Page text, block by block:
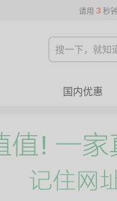
请用 3 秒
国内优惠